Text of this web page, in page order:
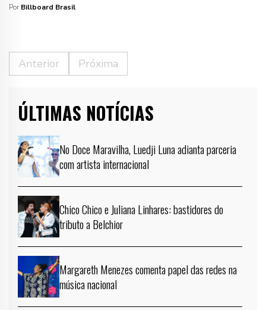
Por Billboard Brasil
Anterior Próxima
ÚLTIMAS NOTÍCIAS
No Doce Maravilha, Luedji Luna adianta parceria
com artista internacional
Chico Chico e Juliana Linhares: bastidores do
tributo a Belchior
Margareth Menezes comenta papel das redes na
música nacional